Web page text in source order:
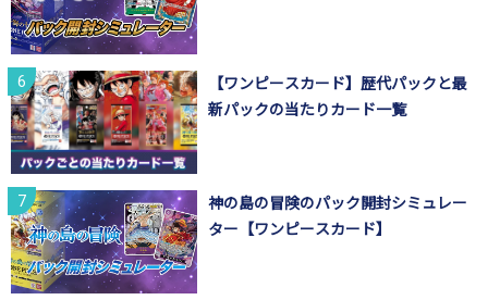
【ワンピースカード】歴代パックと最
新パックの当たりカード一覧
神の島の冒険のパック開封シミュレー
ター【ワンピースカード】